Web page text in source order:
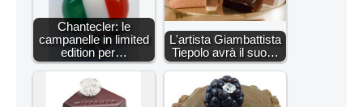
Chantecler: le
campanelle in limited
edition per…
L'artista Giambattista
Tiepolo avrà il suo…